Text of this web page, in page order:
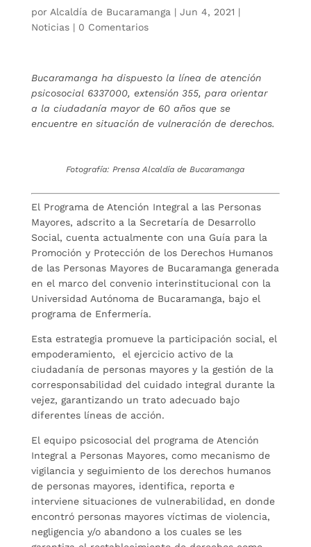
por Alcaldía de Bucaramanga | Jun 4, 2021 |
Noticias| 0 Comentarios
Bucaramanga ha dispuesto la línea de atención
psicosocial 6337000, extensión 355, para orientar
a la ciudadanía mayor de 60 años que se
encuentre en situación de vulneración de derechos.
Fotografía: Prensa Alcaldía de Bucaramanga
El Programa de Atención Integral a las Personas
Mayores, adscrito a la Secretaría de Desarrollo
Social, cuenta actualmente con una Guía para la
Promoción y Protección de los Derechos Humanos
de las Personas Mayores de Bucaramanga generada
en el marco del convenio interinstitucional con la
Universidad Autónoma de Bucaramanga, bajo el
programa de Enfermería.
Esta estrategia promueve la participación social, el
empoderamiento, el ejercicio activo de la
ciudadanía de personas mayores y la gestión de la
corresponsabilidad del cuidado integral durante la
vejez, garantizando un trato adecuado bajo
diferentes líneas de acción.
El equipo psicosocial del programa de Atención
Integral a Personas Mayores, como mecanismo de
vigilancia y seguimiento de los derechos humanos
de personas mayores, identifica, reporta e
interviene situaciones de vulnerabilidad, en donde
encontró personas mayores víctimas de violencia,
negligencia y/o abandono a los cuales se les